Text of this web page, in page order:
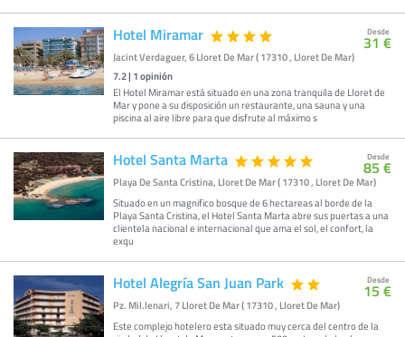
Hotel Miramar
Jacint Verdaguer, 6 Lloret De Mar ( 17310 , Lloret De Mar)
7.2| 1opinión
El Hotel Miramar está situado en una zona tranquila de Lloret de
Mar y pone a su disposición un restaurante, una sauna y una
piscina al aire libre para que disfrute al máximo s
Desde
31 €
Hotel Santa Marta
Playa De Santa Cristina, Lloret De Mar ( 17310 , Lloret De Mar)
Situado en un magnifico bosque de 6 hectareas al borde de la
Playa Santa Cristina, el Hotel Santa Marta abre sus puertas a una
clientela nacional e internacional que ama el sol, el confort, la
exqu
Desde
85 €
Hotel Alegría San Juan Park
Pz. Mil.lenari, 7 Lloret De Mar ( 17310 , Lloret De Mar)
Este complejo hotelero esta situado muy cerca del centro de la
Desde
15 €